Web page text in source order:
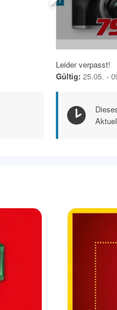
Leider verpasst!
Gültig: 25.05. -